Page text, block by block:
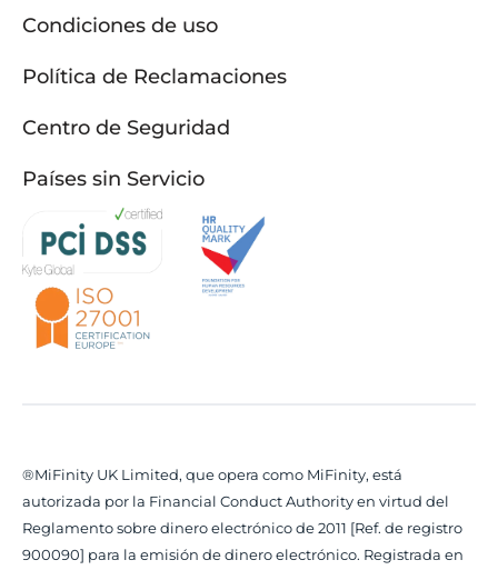
®MiFinity UK Limited, que opera como MiFinity, está
autorizada por la Financial Conduct Authority en virtud del
Reglamento sobre dinero electrónico de 2011 [Ref. de registro
900090] para la emisión de dinero electrónico. Registrada en
Condiciones de uso
Política de Reclamaciones
Centro de Seguridad
Países sin Servicio